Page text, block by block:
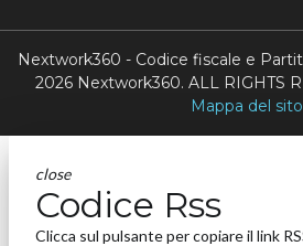
Nextwork360 - Codice fiscale e
2026 Nextwork360. ALL RIGHTS
Mappa del sito
close
Codice Rss
Clicca sul pulsante per copiare il link